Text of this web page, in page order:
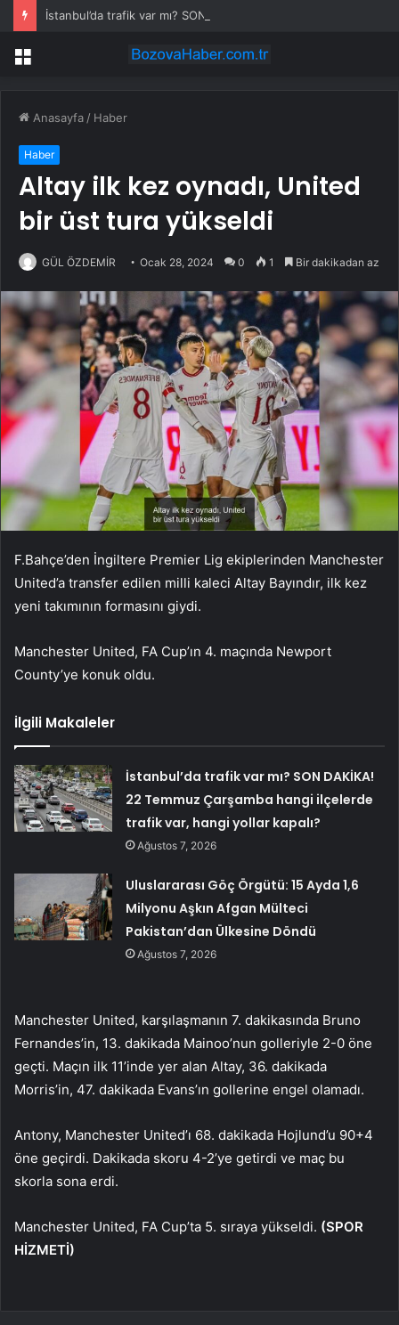
Menü
Anasayfa / Haber
Haber
Altay ilk kez oynadı, United
bir üst tura yükseldi
GÜL ÖZDEMİR Ocak 28, 2024 0 1 Bir dakikadan az
F.Bahçe’den İngiltere Premier Lig ekiplerinden Manchester
United’a transfer edilen milli kaleci Altay Bayındır, ilk kez
yeni takımının formasını giydi.
Manchester United, FA Cup’ın 4. maçında Newport
County’ye konuk oldu.
İlgili Makaleler
İstanbul’da trafik var mı? SON DAKİKA!
22 Temmuz Çarşamba hangi ilçelerde
trafik var, hangi yollar kapalı?
Ağustos 7, 2026
Uluslararası Göç Örgütü: 15 Ayda 1,6
Milyonu Aşkın Afgan Mülteci
Pakistan’dan Ülkesine Döndü
Ağustos 7, 2026
Manchester United, karşılaşmanın 7. dakikasında Bruno
Fernandes’in, 13. dakikada Mainoo’nun golleriyle 2-0 öne
geçti. Maçın ilk 11’inde yer alan Altay, 36. dakikada
Morris’in, 47. dakikada Evans’ın gollerine engel olamadı.
Antony, Manchester United’ı 68. dakikada Hojlund’u 90+4
öne geçirdi. Dakikada skoru 4-2’ye getirdi ve maç bu
skorla sona erdi.
Manchester United, FA Cup’ta 5. sıraya yükseldi. (SPOR
HİZMETİ)